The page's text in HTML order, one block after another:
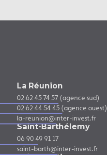
La Réunion
02 62 45 74 57 (agence sud)
02 62 44 54 45 (agence ouest)
la-reunion@inter-invest.fr
Saint-Barthélemy
06 90 49 91 17
saint-barth@inter-invest.fr